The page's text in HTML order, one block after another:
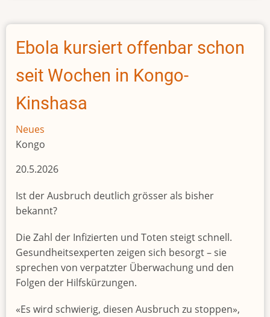
in
Bananenrepublik“:
Posten-
Trickserei
in
SPD-
Ministerium
Ebola kursiert offenbar schon
seit Wochen in Kongo-
Kinshasa
Neues
Kongo
20.5.2026
Ist der Ausbruch deutlich grösser als bisher
bekannt?
Die Zahl der Infizierten und Toten steigt schnell.
Gesundheitsexperten zeigen sich besorgt – sie
sprechen von verpatzter Überwachung und den
Folgen der Hilfskürzungen.
«Es wird schwierig, diesen Ausbruch zu stoppen»,